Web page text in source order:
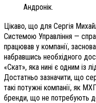
Андронік.
Цікаво, що для Сергія
Системою Управління —
працював у компанії,
набравшись необхідного
«Скат», яка нині є одним із
Достатньо зазначити, що
такі потужні компанії, як
бренди, що не потребують